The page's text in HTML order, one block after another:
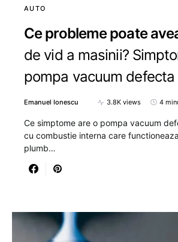
AUTO
Ce probleme poate
de vid a masinii?
pompa vacuum defecta
Emanuel Ionescu 3.8K views 4
Ce simptome are o pompa vacuum
cu combustie interna care
plumb…